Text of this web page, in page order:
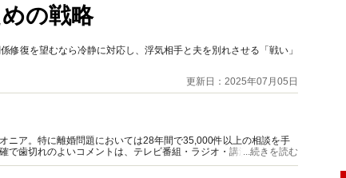
の戦略
復を望むなら冷静に対応し、浮気相手と夫を別れさせる「戦い」
更新日：2025年07月05日
ニア。特に離婚問題においては28年間で35,000件以上の相談を手
で歯切れのよいコメントは、テレビ番組・ラジオ・講演などでも、
講座を開講中。
...続きを読む